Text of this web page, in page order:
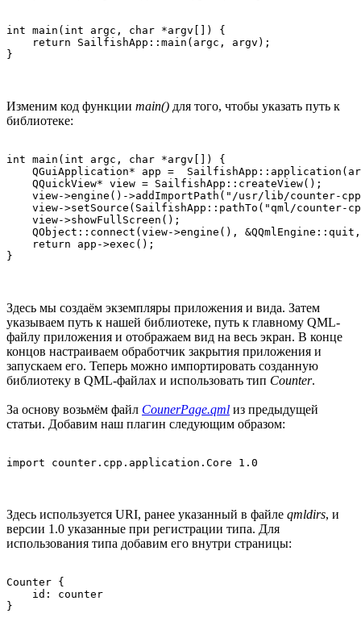
int main(int argc, char *argv[]) {
    return SailfishApp::main(argc, argv);
Изменим код функции main() для того, чтобы указать путь к
библиотеке:
int main(int argc, char *argv[]) {
QGuiApplication* app =
    QQuickView* view = SailfishApp::createView();
view->engine()->addImportPath("/usr/lib/counter-
view->setSource(SailfishApp::pathTo("qml/counter-
    view->showFullScreen();
QObject::connect(view->engine(),
    return app->exec();
Здесь мы создаём экземпляры приложения и вида. Затем
указываем путь к нашей библиотеке, путь к главному QML-
файлу приложения и отображаем вид на весь экран. В конце
концов настраиваем обработчик закрытия приложения и
запускаем его. Теперь можно импортировать созданную
библиотеку в QML-файлах и использовать тип Counter.
За основу возьмём файл CounerPage.qml из предыдущей
статьи. Добавим наш плагин следующим образом:
Здесь используется URI, ранее указанный в файле qmldirs, и
версии 1.0 указанные при регистрации типа. Для
использования типа добавим его внутри страницы:
Counter {
    id: counter